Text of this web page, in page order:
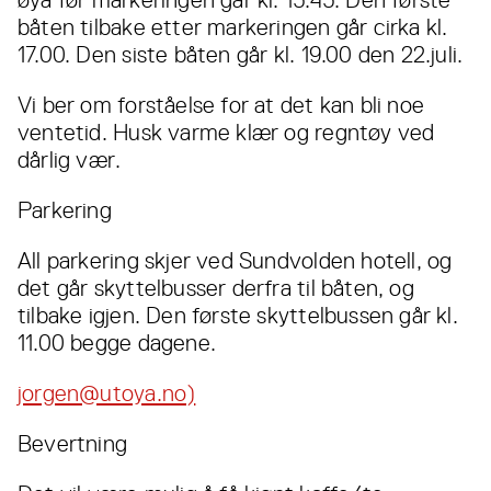
båten tilbake etter markeringen går cirka kl.
17.00. Den siste båten går kl. 19.00 den 22.juli.
Vi ber om forståelse for at det kan bli noe
ventetid. Husk varme klær og regntøy ved
dårlig vær.
Parkering
All parkering skjer ved Sundvolden hotell, og
det går skyttelbusser derfra til båten, og
tilbake igjen. Den første skyttelbussen går kl.
11.00 begge dagene.
jorgen@utoya.no)
Bevertning